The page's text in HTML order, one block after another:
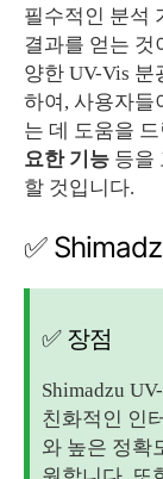
필수적인 분석
결과를 얻는 것
양한 UV-Vis
하여, 사용자들
는 데 도움을
요한 기능 등을
할 것입니다.
✅
✅ 장점
Shimadzu
친화적인 인
와 높은 정확